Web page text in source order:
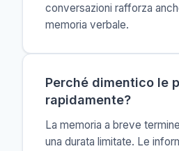
conversazioni rafforza
memoria verbale.
Perché dimentico le
rapidamente?
La memoria a breve
una durata limitate. Le